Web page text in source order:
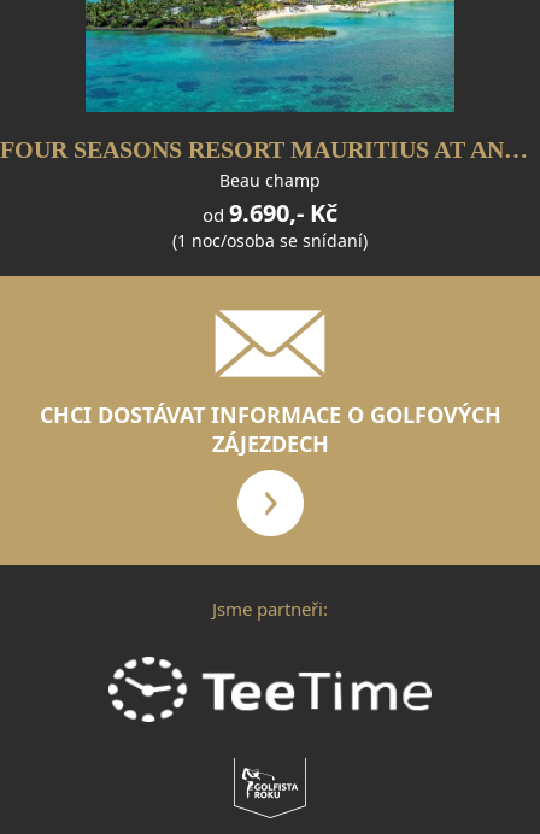
FOUR SEASONS RESORT MAURITIUS AT ANAHITA
Beau champ
od 9.690,- Kč
(1 noc/osoba se snídaní)
CHCI DOSTÁVAT INFORMACE O GOLFOVÝCH
ZÁJEZDECH
Jsme partneři: